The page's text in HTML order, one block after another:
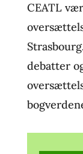
CEATL
debatter